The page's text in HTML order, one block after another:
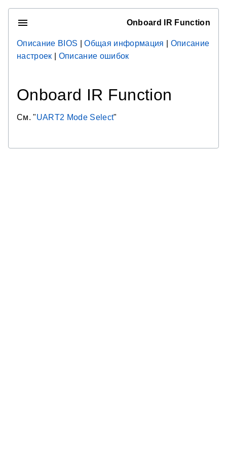
Onboard IR Function
Описание BIOS |Общая информация
Описание
настроек
Описание ошибок
Onboard IR Function
См. "UART2 Mode Select"